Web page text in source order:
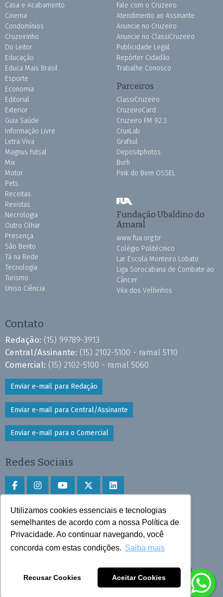
Utilizamos cookies essenciais e tecnologias
semelhantes de acordo com a nossa Política de
Privacidade. Ao continuar navegando, você
concorda com estas condições. Saiba mais
Recusar Cookies Aceitar Cookies
Casa e Acabamento
Cinema
Condomínios
Cruzeirinho
Do Leitor
Educação
Educa Mais Brasil
Esporte
Economia
Editorial
Exterior
Guia Saúde
Informação Livre
Letra Viva
Magnus Futsal
Mix
Motor
Pets
Receitas
Revistas
Necrologia
Outro Olhar
Presença
São Bento
Tá na Rede
Tecnologia
Turismo
Uniso Ciência
Fale com o Cruzeiro
Atendimento ao Assinante
Anuncie no Cruzeiro
Anuncie no ClassiCruzeiro
Publicidade Legal
Repórter Cidadão
Trabalhe Conosco
Parceiros
ClassiCruzeiro
CruzeiroCard
Cruzeiro FM 92.3
CruxLab
Grafsul
Depositphotos
Burh
Pink do Bem OSSEL
Fundação Ubaldino do
Amaral
www.fua.org.br
Colégio Politécnico
Lar Escola Monteiro Lobato
Liga Sorocabana de Combate ao
Câncer
Vila dos Velhinhos
Contato
Redação: (15) 99789-3913
Central/Assinante: (15) 2102-5100 - ramal 5110
Comercial: (15) 2102-5100 - ramal 5060
Enviar e-mail para Redação
Enviar e-mail para Central/Assinante
Enviar e-mail para o Comercial
Redes Sociais
Faça download do aplicativo
Play Store e App Store
Todos os direitos reservados © 2025 Cruzeiro do Sul